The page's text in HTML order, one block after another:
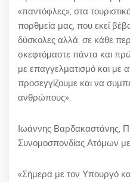
«παντόφλες», στα
πορθμεία μας, που εκεί
δύσκολες αλλά, σε κάθε
σκεφτόμαστε πάντα και
με επαγγελματισμό και με
προσεγγίζουμε και να
ανθρώπους».
Ιωάννης Βαρδακαστάνης,
Συνομοσπονδίας Ατόμων
«Σήμερα με τον Υπουργό